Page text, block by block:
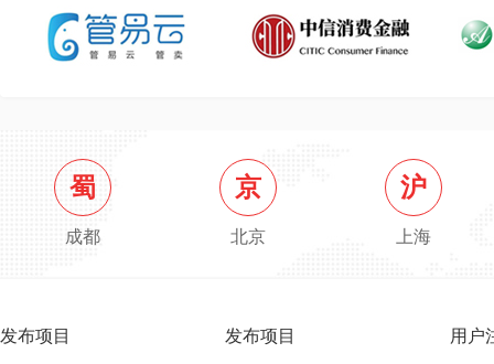
蜀
成都
京
北京
沪
上海
发布项目 发布项目 用户